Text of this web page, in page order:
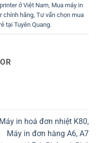
ở Việt Nam, Mua máy in
chính hãng, Tư vấn chọn mua
tại Tuyên Quang.
Máy in hoá đơn nhiệt K80,
Máy in đơn hàng A6, A7